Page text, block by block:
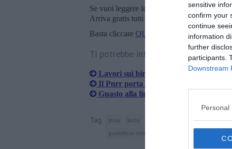
sensitive
confirm your
continue
information
further
participants.
Downstream
Personal
Se vuoi leggere le notizie principali della
Arriva gratis tutti i giorni alle 20:00
Basta cliccare QUI
Ti potrebbe interessare anche:
Lavori sui binari, fine settimana di
Il Pnrr porta in Toscana 13 miliardi di
Guasto alla linea elettrica, treni nel caos
Tag pisa lazio montalto di castro
pontificio istituto di studi arabi e d'islamistica